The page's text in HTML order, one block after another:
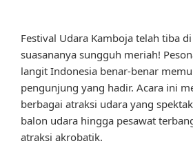
Festival Udara Kamboja telah tiba
suasananya sungguh meriah!
langit Indonesia benar-benar
pengunjung yang hadir. Acara ini
berbagai atraksi udara yang
balon udara hingga pesawat
atraksi akrobatik.